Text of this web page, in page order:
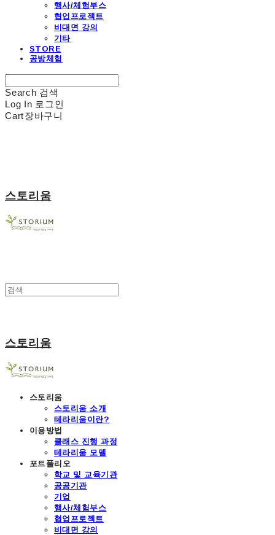
행사/체험부스
협업프로젝트
비대면 강의
기타
STORE
공방체험
Search 검색
Log In 로그인
Cart장바구니
스토리움
스토리움
스토리움
스토리움 소개
테라리움이란?
이용방법
클래스 진행 과정
테라리움 모델
포트폴리오
학교 및 교육기관
공공기관
기업
행사/체험부스
협업프로젝트
비대면 강의